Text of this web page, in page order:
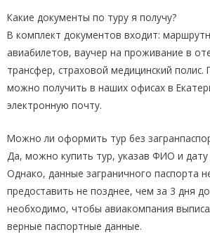
Какие документы по туру я получу?
В комплект документов входит:
авиабилетов, ваучер на проживание в
трансфер, страховой медицинский полис.
можно получить в наших офисах в
электронную почту.
Можно ли оформить тур без
Да, можно купить тур, указав ФИО и дату
Однако, данные заграничного паспорта
предоставить не позднее, чем за 3 дня
необходимо, чтобы авиакомпания
верные паспортные данные.